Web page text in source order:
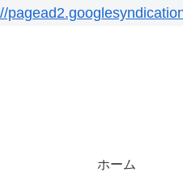
//
ホーム